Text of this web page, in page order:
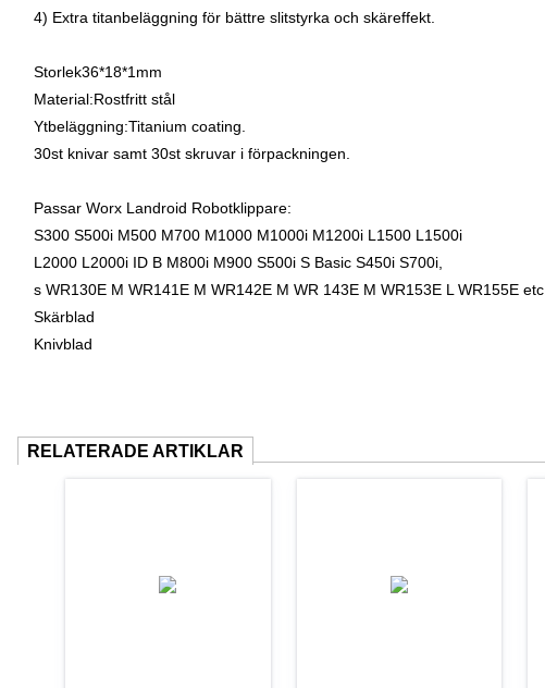
4) Extra titanbeläggning för bättre slitstyrka och skäreffekt.
Storlek36*18*1mm
Material:Rostfritt stål
Ytbeläggning:Titanium coating.
30st knivar samt 30st skruvar i förpackningen.
Passar Worx Landroid Robotklippare:
S300 S500i M500 M700 M1000 M1000i M1200i L1500 L1500i
L2000 L2000i ID B M800i M900 S500i S Basic S450i S700i,
s WR130E M WR141E M WR142E M WR 143E M WR153E L WR155E etc
Skärblad
Knivblad
RELATERADE ARTIKLAR